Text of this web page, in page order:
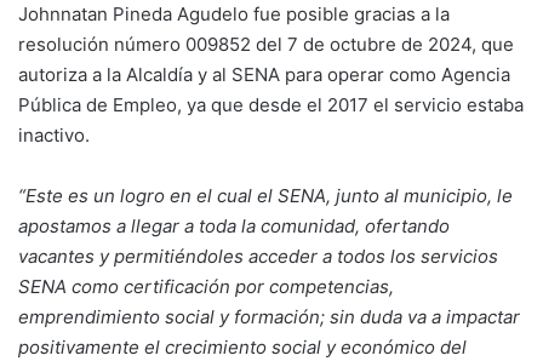
Johnnatan Pineda Agudelo fue posible gracias a la
resolución número 009852 del 7 de octubre de 2024, que
autoriza a la Alcaldía y al SENA para operar como Agencia
Pública de Empleo, ya que desde el 2017 el servicio estaba
inactivo.
“Este es un logro en el cual el SENA, junto al municipio, le
apostamos a llegar a toda la comunidad, ofertando
vacantes y permitiéndoles acceder a todos los servicios
SENA como certificación por competencias,
emprendimiento social y formación; sin duda va a impactar
positivamente el crecimiento social y económico del